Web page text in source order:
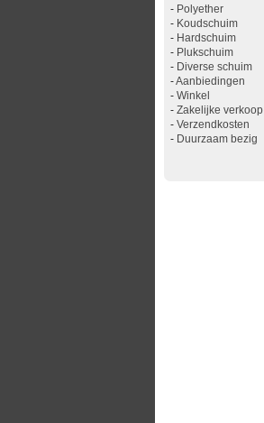
- Polyether
- Koudschuim
- Hardschuim
- Plukschuim
- Diverse schuim
-Aanbiedingen
- Winkel
- Zakelijke verkoop
- Verzendkosten
- Duurzaam bezig